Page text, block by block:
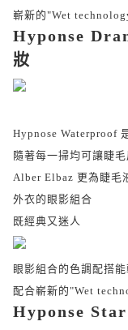
嶄新的"Wet
Hyponse
妝
Hypnose Waterproof
隨著每一掃均可讓睫
Alber Elbaz 更為睫毛
外衣的眼影組合
既經典又迷人
眼影組合的色調配搭
配合嶄新的"Wet
Hyponse